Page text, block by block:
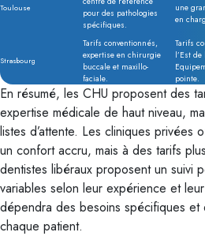
Toulouse
pour des pathologies
spécifiques.
une
en
Strasbourg
Tarifs conventionnés,
expertise en chirurgie
buccale et maxillo-
faciale.
Tarifs
l’Est
pointe.
En résumé, les CHU proposent des
expertise médicale de haut niveau,
listes d’attente. Les cliniques privées
un confort accru, mais à des tarifs
dentistes libéraux proposent un suivi
variables selon leur expérience et
dépendra des besoins spécifiques
chaque patient.